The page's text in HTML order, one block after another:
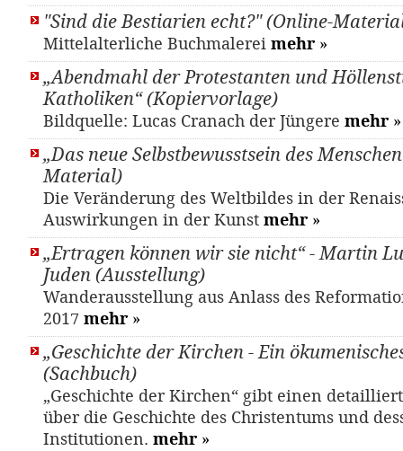
"Sind die Bestiarien echt?" (Online-
Mittelalterliche Buchmalerei mehr »
„Abendmahl der Protestanten und
Katholiken“ (Kopiervorlage)
Bildquelle: Lucas Cranach der Jüngere mehr »
„Das neue Selbstbewusstsein des
Material)
Die Veränderung des Weltbildes in der
Auswirkungen in der Kunst mehr »
„Ertragen können wir sie nicht“ - Martin
Juden (Ausstellung)
Wanderausstellung aus Anlass des
2017 mehr »
„Geschichte der Kirchen - Ein
(Sachbuch)
„Geschichte der Kirchen“ gibt einen
über die Geschichte des Christentums und
Institutionen. mehr »